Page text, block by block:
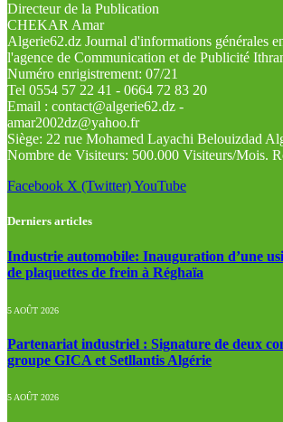
Directeur de la Publication
CHEKAR Amar
Algerie62.dz Journal d'informations générales
l'agence de Communication et de Publicité
Numéro enrigistrement: 07/21
Tel 0554 57 22 41 - 0664 72 83 20
Email : contact@algerie62.dz -
amar2002dz@yahoo.fr
Siège: 22 rue Mohamed Layachi Belouizdad
Nombre de Visiteurs: 500.000 Visiteurs/Mois.
Facebook X (Twitter)YouTube
Derniers articles
Industrie automobile: Inauguration d’une
de plaquettes de frein à Réghaïa
5 AOÛT 2026
Partenariat industriel : Signature de deux
groupe GICA et Setllantis Algérie
5 AOÛT 2026